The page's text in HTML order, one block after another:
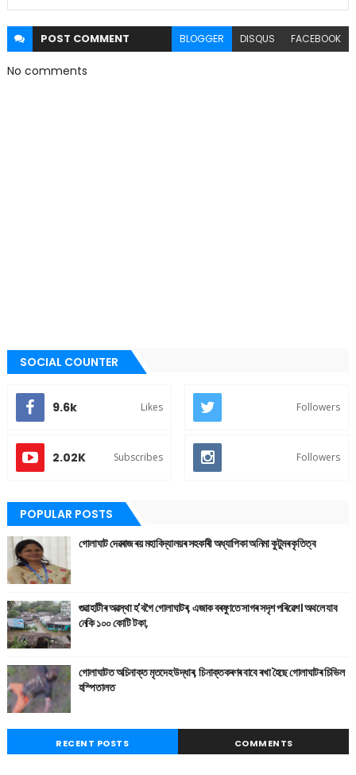
POST COMMENT BLOGGER DISQUS FACEBOOK
No comments
SOCIAL COUNTER
9.6k Likes Followers
2.02K Subscribes Followers
POPULAR POSTS
গোলাঘাট দেৱৰাজ ৰয় মহাবিদ্যালয়ৰ সহকাৰী অধ্যাপিকা অনিমা কুটুমৰ কৃতিত্ব
গুৱাহাটীৰ অৱস্থা হ'বগৈ গোলাঘাটৰ, এজাক বৰষুণতে সাগৰ সদৃশ পৰিৱেশ। অথলে যাব
নেকি ১০০ কোটি টকা,
গোলাঘাটত অচিনাক্ত মৃতদেহ উদ্ধাৰ, চিনাক্তকৰণৰ বাবে ৰখা হৈছে গোলাঘাটৰ চিভিল
হস্পিতালত
RECENT POSTS COMMENTS